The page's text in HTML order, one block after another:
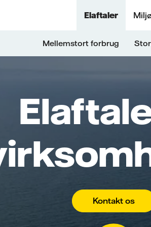
Elaftaler
Mellemstort forbrug
Kontakt os